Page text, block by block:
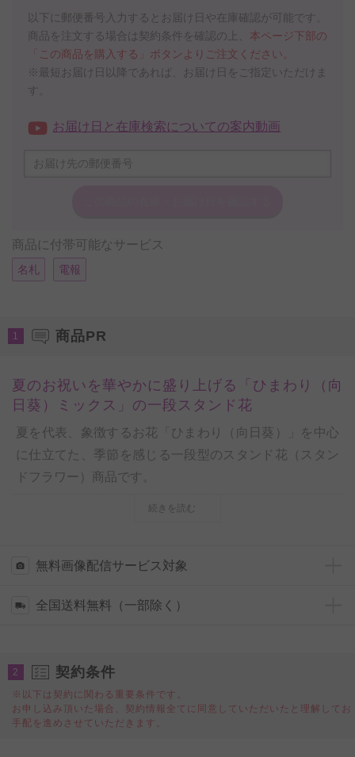
以下に郵便番号入力するとお届け日や在庫確認が可能です。
商品を注文する場合は契約条件を確認の上、 本ページ下部の
「この商品を購入する」ボタンよりご注文ください。
※最短お届け日以降であれば、お届け日をご指定いただけま
す。
お届け日と在庫検索についての案内動画
商品に付帯可能なサービス
名札 電報
1 商品PR
夏のお祝いを華やかに盛り上げる「ひまわり（向
日葵）ミックス」の一段スタンド花
夏を代表、象徴するお花「ひまわり（向日葵）」を中心
に仕立てた、季節を感じる一段型のスタンド花（スタン
ドフラワー）商品です。
舞台、イベントなどの出演祝いや開催祝いなど、華やか
提携フラワーショップの配送スタッフが手持ちでお届け
す。
この季節だけに出荷可能な「ひまわり（向日葵）ミック
ス」のスタンド花で、夏のお祝いのシーンを華やかに盛
続きを読む
無料画像配信サービス対象
全国送料無料（一部除く）
2 契約条件
※以下は契約に関わる重要条件です。
お申し込み頂いた場合、契約情報全てに同意していただいたと理解してお
手配を進めさせていただきます。